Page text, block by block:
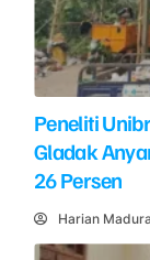
Peneliti
Gladak
26 Persen
Harian Madura